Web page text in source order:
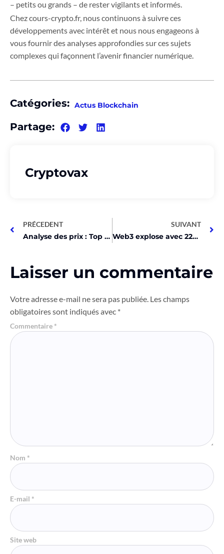
– petits ou grands – de rester vigilants et informés.
Chez cours-crypto.fr, nous continuons à suivre ces
développements avec intérêt et nous nous engageons à
vous fournir des analyses approfondies sur ces sujets
complexes qui façonnent l’avenir financier numérique.
Catégories: Actus Blockchain
Partage:
Cryptovax
PRÉCEDENT
Analyse des prix : Top 10 des cryptos à suivre !
SUIVANT
Web3 explose avec 225K utilisateurs en 1 mois! Découvrez comment!
Laisser un commentaire
Votre adresse e-mail ne sera pas publiée. Les champs
obligatoires sont indiqués avec *
Commentaire *
Nom *
E-mail *
Site web